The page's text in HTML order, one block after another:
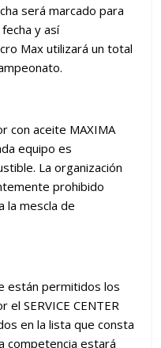
será marcado para
y así
Max utilizará un total
con aceite MAXIMA
equipo es
La organización
prohibido
la mescla de
están permitidos los
SERVICE CENTER
en la lista que consta
competencia estará